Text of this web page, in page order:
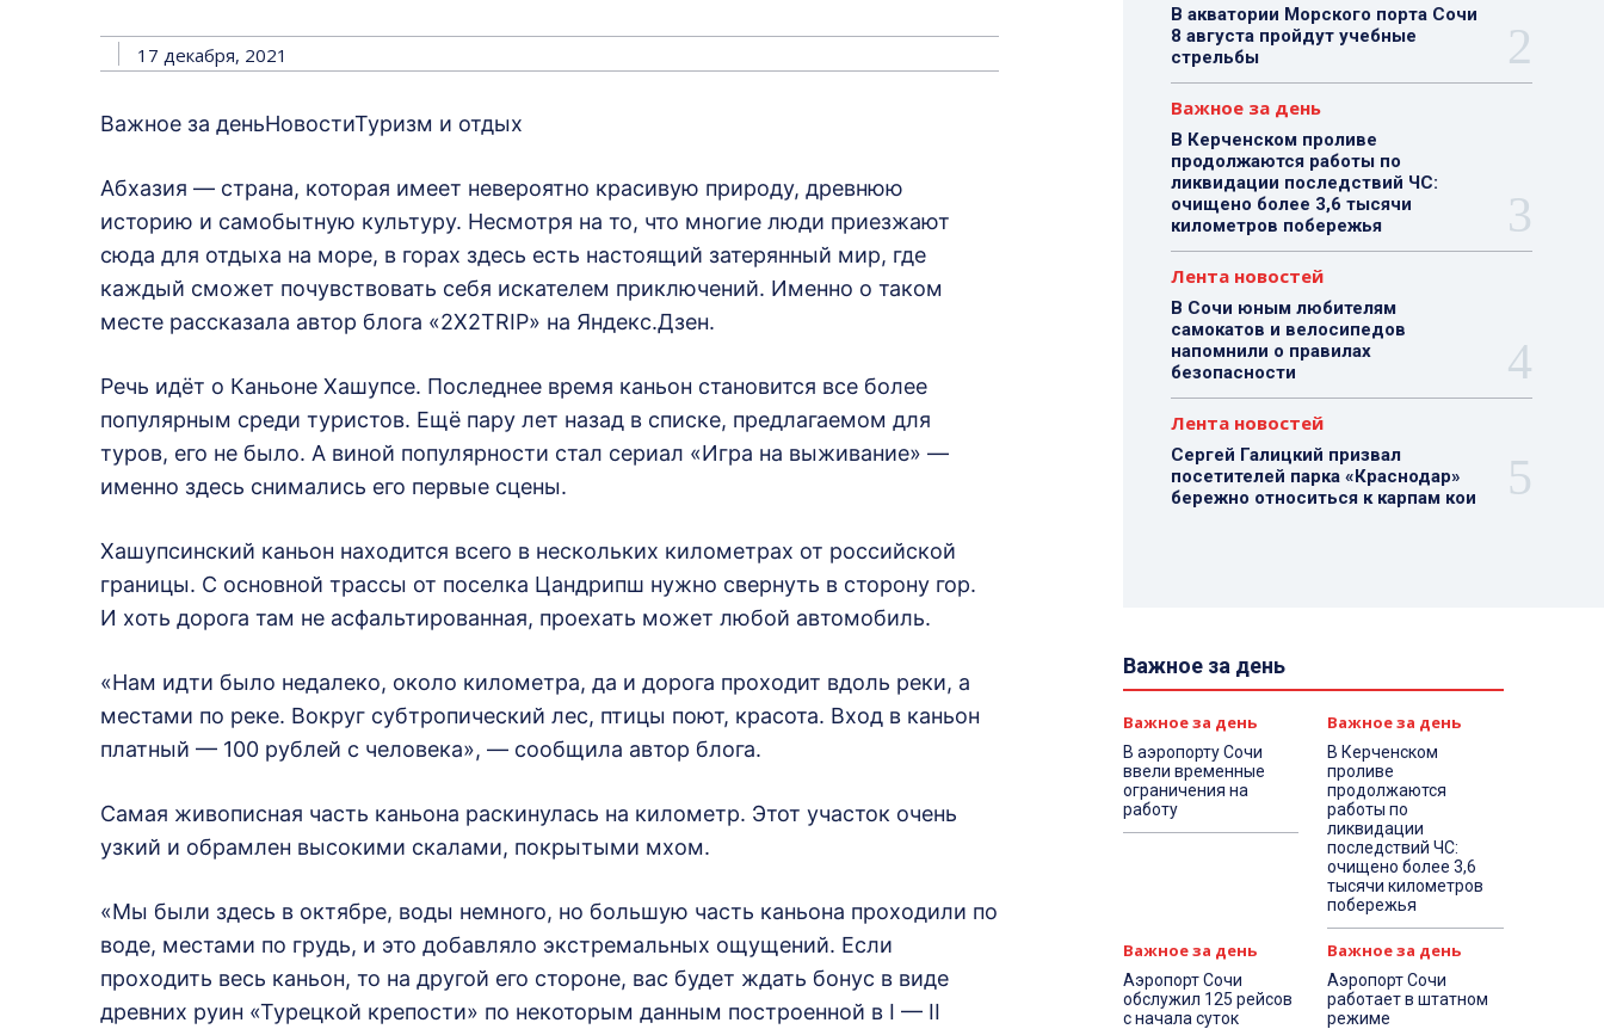
17 декабря, 2021
Важное за деньНовостиТуризм и отдых
Абхазия — страна, которая имеет невероятно красивую природу, древнюю
историю и самобытную культуру. Несмотря на то, что многие люди приезжают
сюда для отдыха на море, в горах здесь есть настоящий затерянный мир, где
каждый сможет почувствовать себя искателем приключений. Именно о таком
месте рассказала автор блога «2X2TRIP» на Яндекс.Дзен.
Речь идёт о Каньоне Хашупсе. Последнее время каньон становится все более
популярным среди туристов. Ещё пару лет назад в списке, предлагаемом для
туров, его не было. А виной популярности стал сериал «Игра на выживание» —
именно здесь снимались его первые сцены.
Хашупсинский каньон находится всего в нескольких километрах от российской
границы. С основной трассы от поселка Цандрипш нужно свернуть в сторону гор.
И хоть дорога там не асфальтированная, проехать может любой автомобиль.
«Нам идти было недалеко, около километра, да и дорога проходит вдоль реки, а
местами по реке. Вокруг субтропический лес, птицы поют, красота. Вход в каньон
платный — 100 рублей с человека», — сообщила автор блога.
Самая живописная часть каньона раскинулась на километр. Этот участок очень
узкий и обрамлен высокими скалами, покрытыми мхом.
«Мы были здесь в октябре, воды немного, но большую часть каньона проходили по
воде, местами по грудь, и это добавляло экстремальных ощущений. Если
проходить весь каньон, то на другой его стороне, вас будет ждать бонус в виде
древних руин «Турецкой крепости» по некоторым данным построенной в I — II
В акватории Морского порта Сочи
8 августа пройдут учебные
стрельбы
Важное за день
В Керченском проливе
продолжаются работы по
ликвидации последствий ЧС:
очищено более 3,6 тысячи
километров побережья
Лента новостей
В Сочи юным любителям
самокатов и велосипедов
напомнили о правилах
безопасности
Лента новостей
Сергей Галицкий призвал
посетителей парка «Краснодар»
бережно относиться к карпам кои
Важное за день
Важное за день
В аэропорту Сочи
ввели временные
ограничения на
работу
Важное за день
В Керченском
проливе
продолжаются
работы по
ликвидации
последствий ЧС:
очищено более 3,6
тысячи километров
побережья
Важное за день
Аэропорт Сочи
обслужил 125 рейсов
с начала суток
Важное за день
Аэропорт Сочи
работает в штатном
режиме